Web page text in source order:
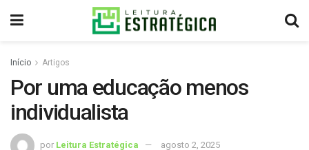
Início Artigos
Por uma educação menos
individualista
por Leitura Estratégica agosto 2, 2025